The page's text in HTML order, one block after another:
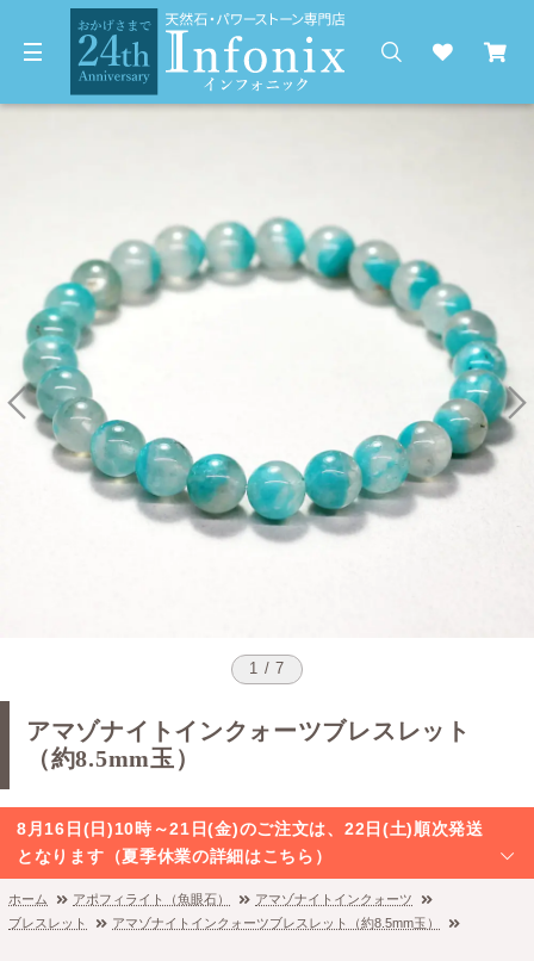
1 / 7
アマゾナイトインクォーツブレスレット
（約8.5mm玉）
8月16日(日)10時～21日(金)のご注文は、22日(土)順次発送
となります（夏季休業の詳細はこちら）
ホーム アポフィライト（魚眼石）
アマゾナイトインクォーツ
ブレスレット
アマゾナイトインクォーツブレスレット（約8.5mm玉）